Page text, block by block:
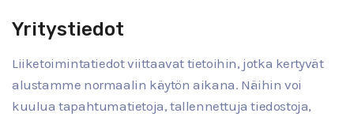
Yritystiedot
Liiketoimintatiedot viittaavat tietoihin, jotka kertyvät
alustamme normaalin käytön aikana. Näihin voi
kuulua tapahtumatietoja, tallennettuja tiedostoja,